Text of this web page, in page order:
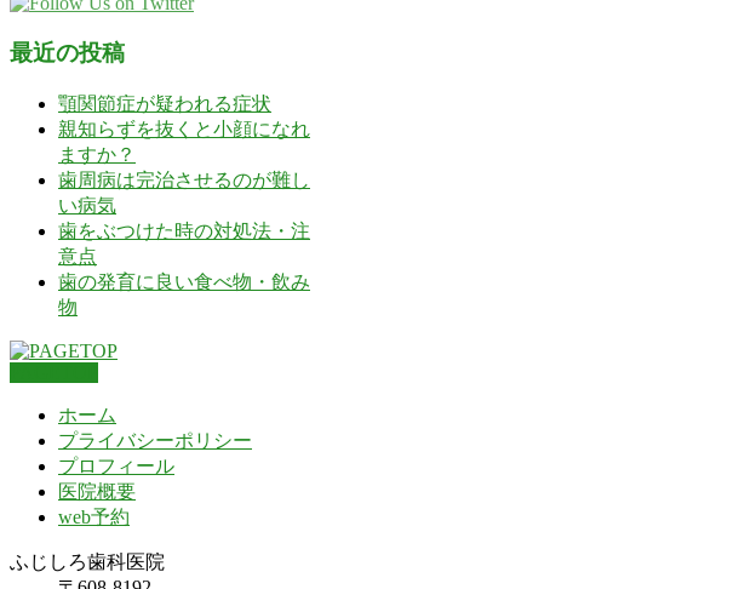
最近の投稿
顎関節症が疑われる症状
親知らずを抜くと小顔になれ
ますか？
歯周病は完治させるのが難し
い病気
歯をぶつけた時の対処法・注
意点
歯の発育に良い食べ物・飲み
物
ホーム
プライバシーポリシー
プロフィール
医院概要
web予約
ふじしろ歯科医院